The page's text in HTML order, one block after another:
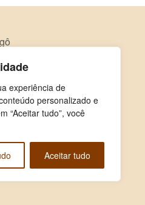
experiência de
personalizado e
“Aceitar tudo”, você
Aceitar tudo